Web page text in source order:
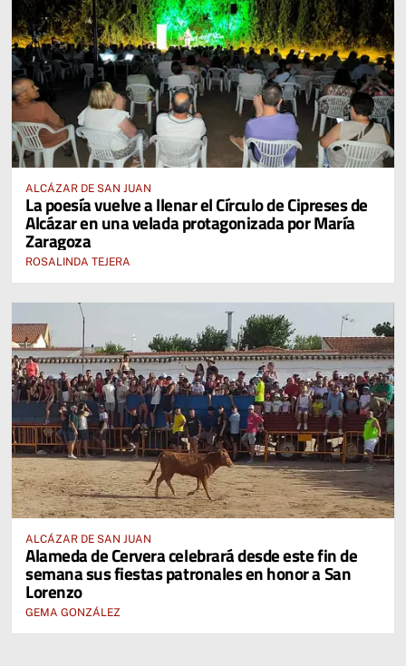
ALCÁZAR DE SAN JUAN
La poesía vuelve a llenar el Círculo de Cipreses de
Alcázar en una velada protagonizada por María
Zaragoza
ROSALINDA TEJERA
ALCÁZAR DE SAN JUAN
Alameda de Cervera celebrará desde este fin de
semana sus fiestas patronales en honor a San
Lorenzo
GEMA GONZÁLEZ